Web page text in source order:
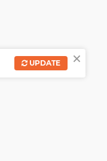
×
UPDATE